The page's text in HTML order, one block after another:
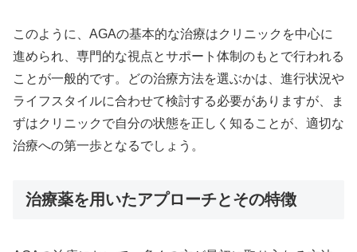
このように、AGAの基本的な治療はクリニックを中心に
進められ、専門的な視点とサポート体制のもとで行われる
ことが一般的です。どの治療方法を選ぶかは、進行状況や
ライフスタイルに合わせて検討する必要がありますが、ま
ずはクリニックで自分の状態を正しく知ることが、適切な
治療への第一歩となるでしょう。
治療薬を用いたアプローチとその特徴